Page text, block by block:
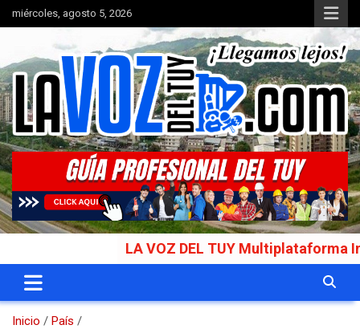
Saltar
al
miércoles, agosto 5, 2026
La Voz del Tuy
Portal de noticias
LA VOZ DEL TUY Multiplataforma
Inicio
País